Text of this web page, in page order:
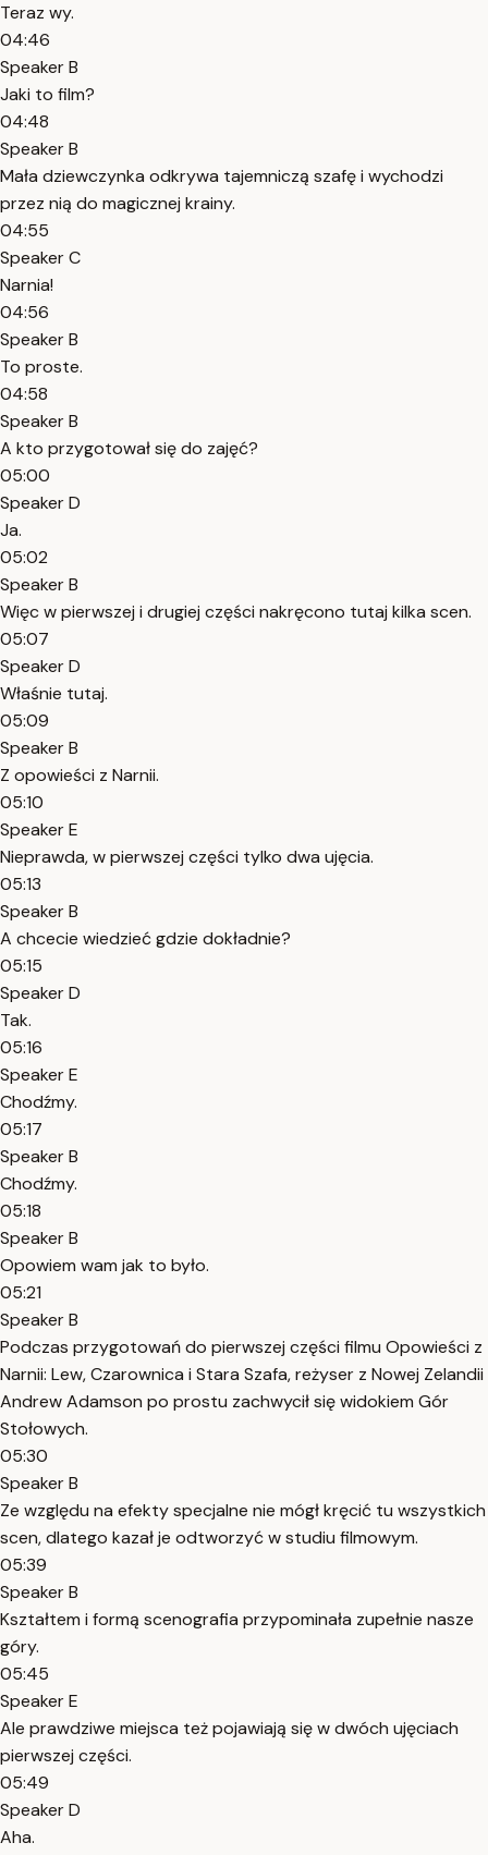
Teraz wy.
04:46
Speaker B
Jaki to film?
04:48
Speaker B
Mała dziewczynka odkrywa tajemniczą szafę i wychodzi
przez nią do magicznej krainy.
04:55
Speaker C
Narnia!
04:56
Speaker B
To proste.
04:58
Speaker B
A kto przygotował się do zajęć?
05:00
Speaker D
Ja.
05:02
Speaker B
Więc w pierwszej i drugiej części nakręcono tutaj kilka scen.
05:07
Speaker D
Właśnie tutaj.
05:09
Speaker B
Z opowieści z Narnii.
05:10
Speaker E
Nieprawda, w pierwszej części tylko dwa ujęcia.
05:13
Speaker B
A chcecie wiedzieć gdzie dokładnie?
05:15
Speaker D
Tak.
05:16
Speaker E
Chodźmy.
05:17
Speaker B
Chodźmy.
05:18
Speaker B
Opowiem wam jak to było.
05:21
Speaker B
Podczas przygotowań do pierwszej części filmu Opowieści z
Narnii: Lew, Czarownica i Stara Szafa, reżyser z Nowej Zelandii
Andrew Adamson po prostu zachwycił się widokiem Gór
Stołowych.
05:30
Speaker B
Ze względu na efekty specjalne nie mógł kręcić tu wszystkich
scen, dlatego kazał je odtworzyć w studiu filmowym.
05:39
Speaker B
Kształtem i formą scenografia przypominała zupełnie nasze
góry.
05:45
Speaker E
Ale prawdziwe miejsca też pojawiają się w dwóch ujęciach
pierwszej części.
05:49
Speaker D
Aha.